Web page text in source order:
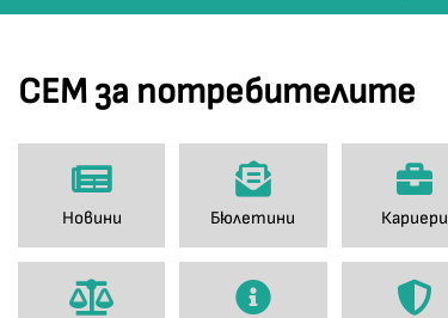
СЕМ за потребителите
Новини Бюлетини Кариери